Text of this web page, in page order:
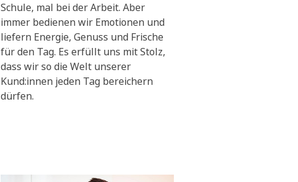
Schule, mal bei der Arbeit. Aber
immer bedienen wir Emotionen und
liefern Energie, Genuss und Frische
für den Tag. Es erfüllt uns mit Stolz,
dass wir so die Welt unserer
Kund:innen jeden Tag bereichern
dürfen.